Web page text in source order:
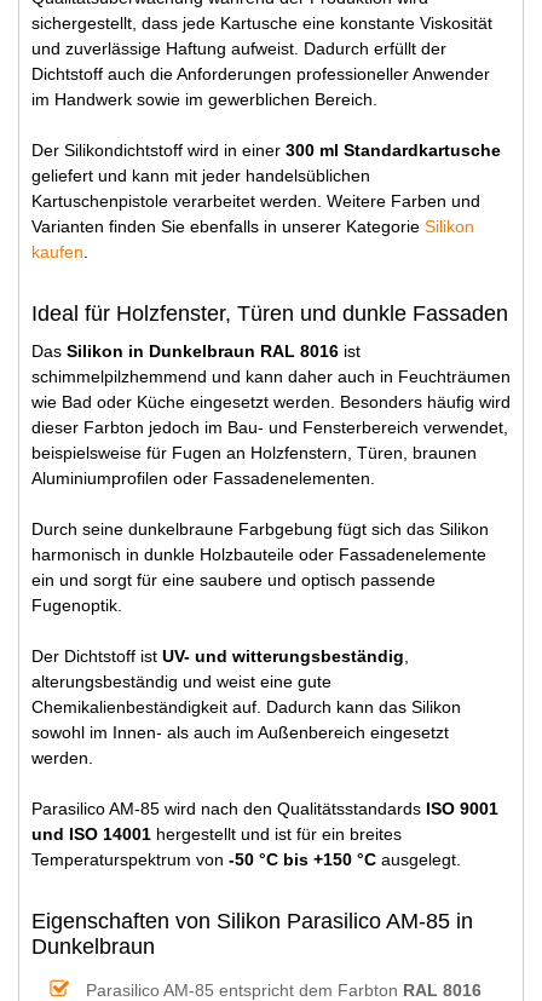
sichergestellt, dass jede Kartusche eine konstante Viskosität
und zuverlässige Haftung aufweist. Dadurch erfüllt der
Dichtstoff auch die Anforderungen professioneller Anwender
im Handwerk sowie im gewerblichen Bereich.
Der Silikondichtstoff wird in einer 300 ml Standardkartusche
geliefert und kann mit jeder handelsüblichen
Kartuschenpistole verarbeitet werden. Weitere Farben und
Varianten finden Sie ebenfalls in unserer Kategorie Silikon
kaufen
Ideal für Holzfenster, Türen und dunkle Fassaden
Das Silikon in Dunkelbraun RAL 8016 ist
schimmelpilzhemmend und kann daher auch in Feuchträumen
wie Bad oder Küche eingesetzt werden. Besonders häufig wird
dieser Farbton jedoch im Bau- und Fensterbereich verwendet,
beispielsweise für Fugen an Holzfenstern, Türen, braunen
Aluminiumprofilen oder Fassadenelementen.
Durch seine dunkelbraune Farbgebung fügt sich das Silikon
harmonisch in dunkle Holzbauteile oder Fassadenelemente
ein und sorgt für eine saubere und optisch passende
Fugenoptik.
Der Dichtstoff ist UV- und witterungsbeständig
alterungsbeständig und weist eine gute
Chemikalienbeständigkeit auf. Dadurch kann das Silikon
sowohl im Innen- als auch im Außenbereich eingesetzt
werden.
Parasilico AM-85 wird nach den Qualitätsstandards ISO 9001
und ISO 14001 hergestellt und ist für ein breites
Temperaturspektrum von -50 °C bis +150 °C ausgelegt.
Eigenschaften von Silikon Parasilico AM-85 in
Dunkelbraun
Parasilico AM-85 entspricht dem Farbton RAL 8016